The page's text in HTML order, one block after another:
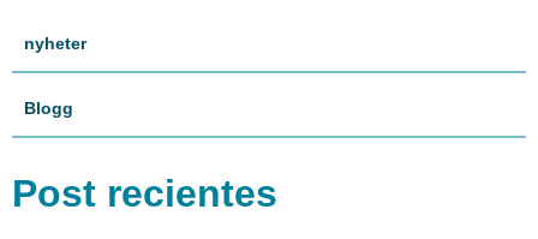
nyheter
Blogg
Post recientes